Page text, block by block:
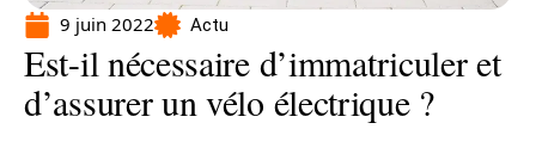
9 juin 2022 Actu
Est-il nécessaire d’immatriculer et
d’assurer un vélo électrique ?